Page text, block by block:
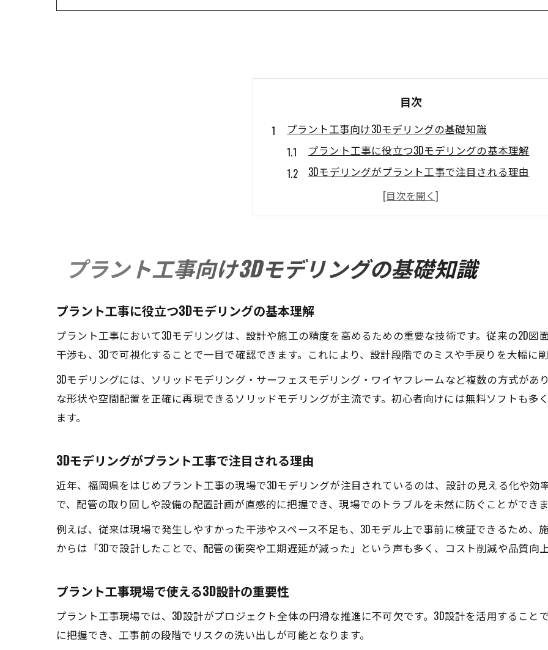
目次
プラント工事向け3Dモデリングの基礎知識
プラント工事に役立つ3Dモデリングの基本理解
3Dモデリングがプラント工事で注目される理由
プラント工事現場で使える3D設計の重要性
プラント工事の効率向上に3Dが貢献する仕組み
無料で始める3Dモデリング導入のコツ
プラント工事で使える無料3Dモデリング導入法
プラント工事に適した無料3Dモデリングの探し方
プラント工事初心者に最適な無料3Dツールの特徴
無料3Dモデリング活用時のプラント工事注意点
福岡県で活用される実践的な3D技術
プラント工事現場で実践される3D技術の実例
現場で選ばれるプラント工事用3D技術の特徴
プラント工事の効率化を実現する3D活用事例
3Dモデリングの方式選択と使い分け方
プラント工事に適した3Dモデリング方式の選び方
プラント工事用途別3Dモデリング方式の使い分け
プラント工事現場で役立つ3D方式の具体例
初心者でも安心なプラント工事の3D導入法
プラント工事向け3Dモデリングの基礎知識
プラント工事に役立つ3Dモデリングの基本理解
プラント工事において3Dモデリングは、設計や施工の精度を高めるための重要な技術です。従来の2D
干渉も、3Dで可視化することで一目で確認できます。これにより、設計段階でのミスや手戻りを大幅に
3Dモデリングには、ソリッドモデリング・サーフェスモデリング・ワイヤフレームなど複数の方式が
な形状や空間配置を正確に再現できるソリッドモデリングが主流です。初心者向けには無料ソフトも多
ます。
3Dモデリングがプラント工事で注目される理由
近年、福岡県をはじめプラント工事の現場で3Dモデリングが注目されているのは、設計の見える化や効
で、配管の取り回しや設備の配置計画が直感的に把握でき、現場でのトラブルを未然に防ぐことができ
例えば、従来は現場で発生しやすかった干渉やスペース不足も、3Dモデル上で事前に検証できるため、
からは「3Dで設計したことで、配管の衝突や工期遅延が減った」という声も多く、コスト削減や品質向
プラント工事現場で使える3D設計の重要性
プラント工事現場では、3D設計がプロジェクト全体の円滑な推進に不可欠です。3D設計を活用するこ
に把握でき、工事前の段階でリスクの洗い出しが可能となります。